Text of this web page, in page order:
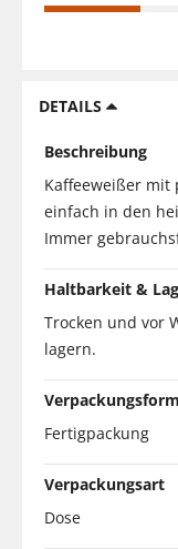
DETAILS
Beschreibung
Kaffeeweißer mit
einfach in den
Immer
Haltbarkeit &
Trocken und vor
lagern.
Verpackungsform
Fertigpackung
Verpackungsart
Dose